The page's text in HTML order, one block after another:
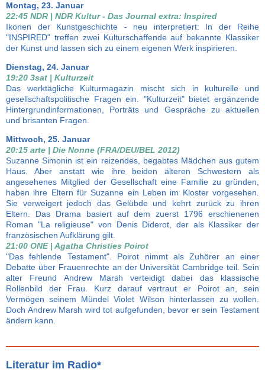
Montag, 23. Januar
22:45 NDR | NDR Kultur - Das Journal extra: Inspired
Ikonen der Kunstgeschichte - neu interpretiert: In der Reihe
"INSPIRED" treffen zwei Kulturschaffende auf bekannte Klassiker
der Kunst und lassen sich zu einem eigenen Werk inspirieren.
Dienstag, 24. Januar
19:20 3sat | Kulturzeit
Das werktägliche Kulturmagazin mischt sich in kulturelle und
gesellschaftspolitische Fragen ein. "Kulturzeit" bietet ergänzende
Hintergrundinformationen, Porträts und Gespräche zu aktuellen
und brisanten Fragen.
Mittwoch, 25. Januar
20:15 arte | Die Nonne (FRA/DEU/BEL 2012)
Suzanne Simonin ist ein reizendes, begabtes Mädchen aus gutem
Haus. Aber anstatt wie ihre beiden älteren Schwestern als
angesehenes Mitglied der Gesellschaft eine Familie zu gründen,
haben ihre Eltern für Suzanne ein Leben im Kloster vorgesehen.
Sie verweigert jedoch das Gelübde und kehrt zurück zu ihren
Eltern. Das Drama basiert auf dem zuerst 1796 erschienenen
Roman "La religieuse" von Denis Diderot, der als Klassiker der
französischen Aufklärung gilt.
21:00 ONE | Agatha Christies Poirot
"Das fehlende Testament". Poirot nimmt als Zuhörer an einer
Debatte über Frauenrechte an der Universität Cambridge teil. Sein
alter Freund Andrew Marsh verteidigt dabei das klassische
Rollenbild der Frau. Kurz darauf vertraut er Poirot an, sein
Vermögen seinem Mündel Violet Wilson hinterlassen zu wollen.
Doch Andrew Marsh wird tot aufgefunden, bevor er sein Testament
ändern kann.
Literatur im Radio*